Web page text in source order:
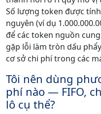
Số lượng token được
nguyên (ví dụ
để các token nguồn
gặp lỗi làm tròn dấu
cơ sở chi phí trong các
Tôi nên dùng
phí nào — FIFO,
lô cụ thể?